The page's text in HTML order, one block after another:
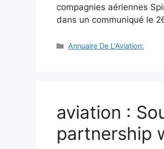
compagnies aériennes
dans un communiqué le
Catégories
Annuaire De L'Aviation:
aviation :
partnership